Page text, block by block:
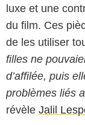
luxe et une
du film. Ces
de les utiliser
filles ne
d’affilée, puis
problèmes liés
révèle Jalil